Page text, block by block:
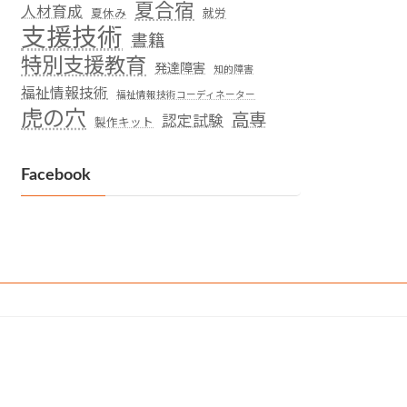
人材育成 夏休み 夏合宿 就労
支援技術 書籍
特別支援教育 発達障害 知的障害
福祉情報技術 福祉情報技術コーディネーター
虎の穴 製作キット 認定試験 高専
Facebook